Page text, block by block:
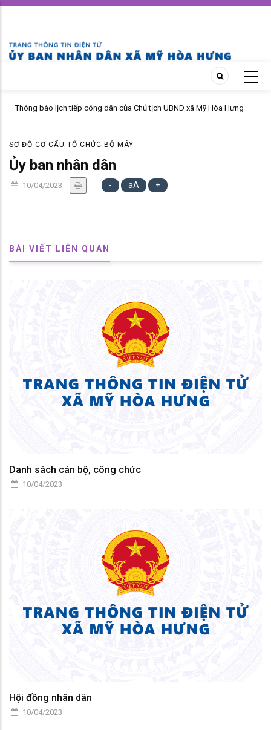
Skip
content
báo lịch tiếp công dân của Chủ tịch UBND xã Mỹ Hòa Hưng
SƠ ĐỒ CƠ CẤU TỔ CHỨC BỘ MÁY
Ủy ban nhân dân
10/04/2023 - aA +
BÀI VIẾT LIÊN QUAN
Danh sách cán bộ, công chức
10/04/2023
Hội đồng nhân dân
10/04/2023